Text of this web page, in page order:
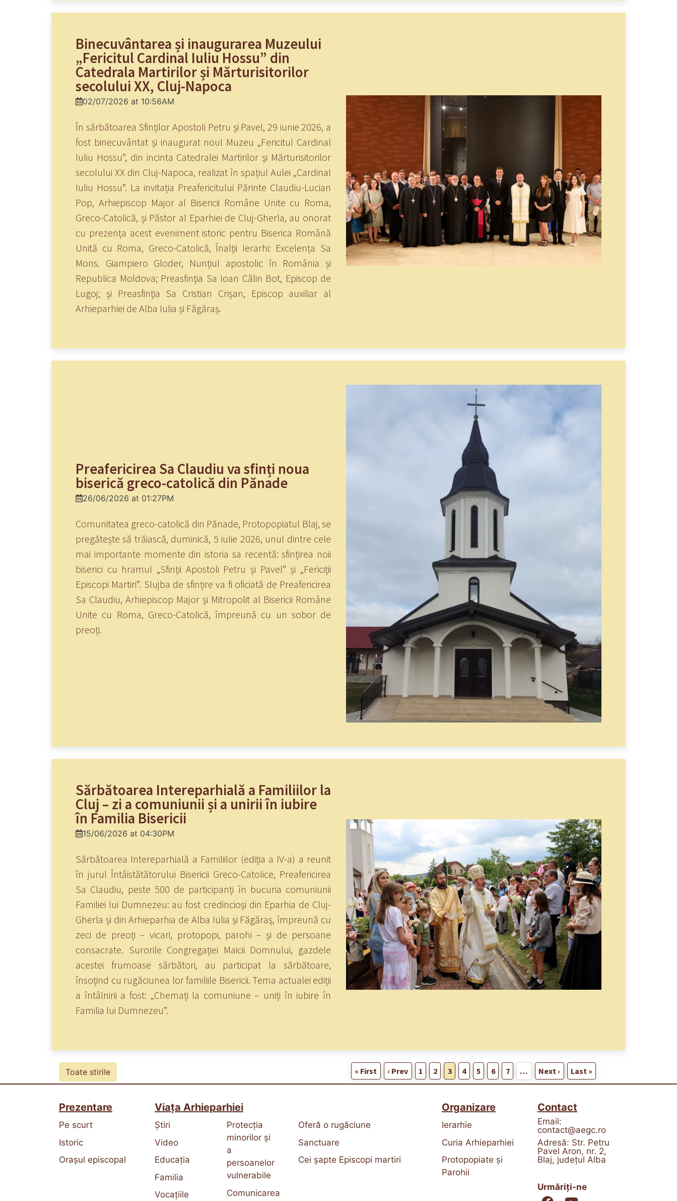
Binecuvântarea și inaugurarea Muzeului
„Fericitul Cardinal Iuliu Hossu” din
Catedrala Martirilor și Mărturisitorilor
secolului XX, Cluj-Napoca
02/07/2026 at 10:56AM
În sărbătoarea Sfinților Apostoli Petru și Pavel, 29 iunie 2026, a
fost binecuvântat și inaugurat noul Muzeu „Fericitul Cardinal
Iuliu Hossu”, din incinta Catedralei Martirilor și Mărturisitorilor
secolului XX din Cluj-Napoca, realizat în spațiul Aulei „Cardinal
Iuliu Hossu”. La invitația Preafericitului Părinte Claudiu-Lucian
Pop, Arhiepiscop Major al Bisericii Române Unite cu Roma,
Greco-Catolică, și Păstor al Eparhiei de Cluj-Gherla, au onorat
cu prezența acest eveniment istoric pentru Biserica Română
Unită cu Roma, Greco-Catolică, Înalții Ierarhi: Excelența Sa
Mons. Giampiero Gloder, Nunțiul apostolic în România și
Republica Moldova; Preasfinția Sa Ioan Călin Bot, Episcop de
Lugoj; și Preasfinția Sa Cristian Crișan, Episcop auxiliar al
Arhieparhiei de Alba Iulia și Făgăraș.
Preafericirea Sa Claudiu va sfinți noua
biserică greco-catolică din Pănade
26/06/2026 at 01:27PM
Comunitatea greco-catolică din Pănade, Protopopiatul Blaj, se
pregătește să trăiască, duminică, 5 iulie 2026, unul dintre cele
mai importante momente din istoria sa recentă: sfințirea noii
biserici cu hramul „Sfinții Apostoli Petru și Pavel” și „Fericiții
Episcopi Martiri”. Slujba de sfințire va fi oficiată de Preafericirea
Sa Claudiu, Arhiepiscop Major și Mitropolit al Bisericii Române
Unite cu Roma, Greco-Catolică, împreună cu un sobor de
preoți.
Sărbătoarea Intereparhială a Familiilor la
Cluj – zi a comuniunii și a unirii în iubire
în Familia Bisericii
15/06/2026 at 04:30PM
Sărbătoarea Intereparhială a Familiilor (ediția a IV-a) a reunit
în jurul Întâistătătorului Bisericii Greco-Catolice, Preafericirea
Sa Claudiu, peste 500 de participanți în bucuria comuniunii
Familiei lui Dumnezeu: au fost credincioși din Eparhia de Cluj-
Gherla și din Arhieparhia de Alba Iulia și Făgăraș, împreună cu
zeci de preoți – vicari, protopopi, parohi – și de persoane
consacrate. Surorile Congregației Maicii Domnului, gazdele
acestei frumoase sărbători, au participat la sărbătoare,
însoțind cu rugăciunea lor familiile Bisericii. Tema actualei ediții
a întâlnirii a fost: „Chemați la comuniune – uniți în iubire în
Familia lui Dumnezeu”.
Toate stirile « First ‹ Prev 1 2 3 4 5 6 7 … Next › Last »
Prezentare
Pe scurt
Istoric
Orașul episcopal
Viața Arhieparhiei
Știri
Video
Educația
Familia
Vocațiile
Protecția
minorilor și
a
persoanelor
vulnerabile
Comunicarea
Oferă o rugăciune
Sanctuare
Cei șapte Episcopi martiri
Organizare
Ierarhie
Curia Arhieparhiei
Protopopiate și
Parohii
Contact
Email:
contact@aegc.ro
Adresă: Str. Petru
Pavel Aron, nr. 2,
Blaj, județul Alba
Urmăriți-ne